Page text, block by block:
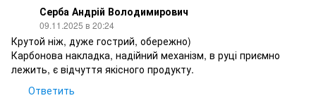
Серба Андрій Володимирович
09.11.2025 в 20:24
Крутой ніж, дуже гострий, обережно)
Карбонова накладка, надійний механізм, в руці приємно
лежить, є відчуття якісного продукту.
Ответить